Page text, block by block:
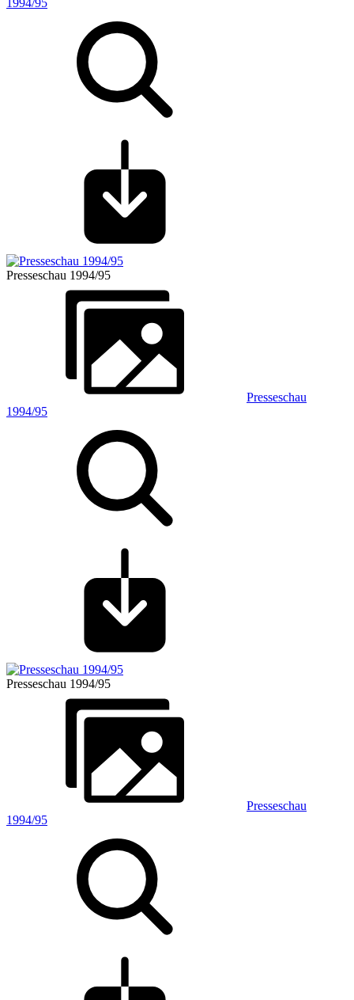
1994/95
Presseschau 1994/95
Presseschau
1994/95
Presseschau 1994/95
Presseschau
1994/95